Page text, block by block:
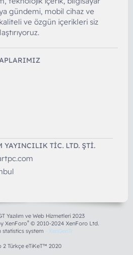
gündemi, mobil cihaz ve
ve özgün içerikleri siz
YAYINCILIK TİC. LTD. ŞTİ.
Yazılım ve Web Hizmetleri 2023
XenForo® © 2010-2024 XenForo Ltd.
statistics system
- XenGenTr
2 Türkçe eTiKeT™ 2020